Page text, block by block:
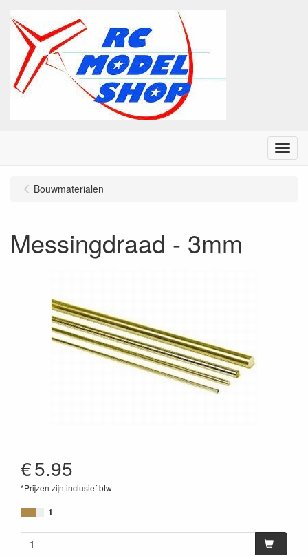
Menu
Bouwmaterialen
Messingdraad - 3mm
€5.95
*Prijzen zijn inclusief btw
1